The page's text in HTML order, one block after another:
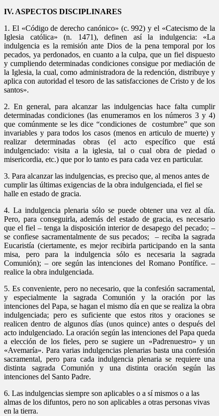
IV. ASPECTOS DISCIPLINARES
1. El «Código de derecho canónico» (c. 992) y el «Catecismo de la
Iglesia católica» (n. 1471), definen así la indulgencia: «La
indulgencia es la remisión ante Dios de la pena temporal por los
pecados, ya perdonados, en cuanto a la culpa, que un fiel dispuesto
y cumpliendo determinadas condiciones consigue por mediación de
la Iglesia, la cual, como administradora de la redención, distribuye y
aplica con autoridad el tesoro de las satisfacciones de Cristo y de los
santos».
2. En general, para alcanzar las indulgencias hace falta cumplir
determinadas condiciones (las enumeramos en los números 3 y 4)
que comúnmente se les dice “condiciones de costumbre” que son
invariables y para todos los casos (menos en articulo de muerte) y
realizar determinadas obras (el acto específico que está
indulgenciado: visita a la iglesia, tal o cual obra de piedad o
misericordia, etc.) que por lo tanto es para cada vez en particular.
3. Para alcanzar las indulgencias, es preciso que, al menos antes de
cumplir las últimas exigencias de la obra indulgenciada, el fiel se
halle en estado de gracia.
4. La indulgencia plenaria sólo se puede obtener una vez al día.
Pero, para conseguirla, además del estado de gracia, es necesario
que el fiel – tenga la disposición interior de desapego del pecado; –
se confiese sacramentalmente de sus pecados; – reciba la sagrada
Eucaristía (ciertamente, es mejor recibirla participando en la santa
misa, pero para la indulgencia sólo es necesaria la sagrada
Comunión); – ore según las intenciones del Romano Pontífice. –
realice la obra indulgenciada.
5. Es conveniente, pero no necesario, que la confesión sacramental,
y especialmente la sagrada Comunión y la oración por las
intenciones del Papa, se hagan el mismo día en que se realiza la obra
indulgenciada; pero es suficiente que estos ritos y oraciones se
realicen dentro de algunos días (unos quince) antes o después del
acto indulgenciado. La oración según las intenciones del Papa queda
a elección de los fieles, pero se sugiere un «Padrenuestro» y un
«Avemaría». Para varias indulgencias plenarias basta una confesión
sacramental, pero para cada indulgencia plenaria se requiere una
distinta sagrada Comunión y una distinta oración según las
intenciones del Santo Padre.
6. Las indulgencias siempre son aplicables o a sí mismos o a las
almas de los difuntos, pero no son aplicables a otras personas vivas
en la tierra.